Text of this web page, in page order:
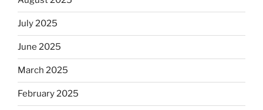
July 2025
June 2025
March 2025
February 2025